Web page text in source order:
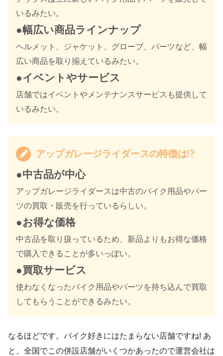
いるみたい。
●幅広い商品ラインナップ
ヘルメット、ジャケット、グローブ、パーツなど、幅
広い商品を取り揃えているみたい。
●イベントやサービス
店舗ではイベントやメンテナンスサービスも提供して
いるみたい。
アップガレージライダースの特徴は!?
●中古品が中心
アップガレージライダースは中古のバイク用品やパー
ツの買取・販売を行っているらしい。
●お得な価格
中古品を取り扱っているため、新品よりもお得な価格
で購入できることが多いっぽい。
●買取サービス
使わなくなったバイク用品やパーツを持ち込んで買取
してもらうことができるみたい。
なるほどです。バイク好きにはたまらない店舗ですね! あ
と、全国でこの併設店舗がいくつかあったので運営会社は